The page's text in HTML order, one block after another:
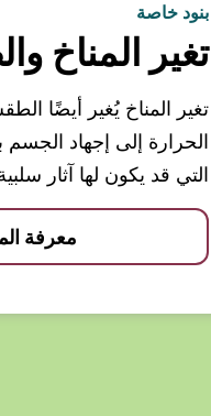
بنود خاصة
تغير المناخ
تغير المناخ يُغير أيضًا
الحرارة إلى إجهاد
التي قد يكون لها آثار
معرفة